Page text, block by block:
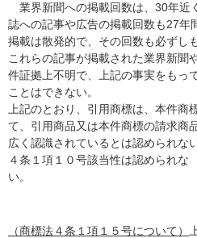
業界新聞への掲載回数は、30年近
誌への記事や広告の掲載回数も27年
掲載は散発的で、その回数も必ずし
これらの記事が掲載された業界新聞
件証拠上不明で、上記の事実をもっ
ことはできない。
上記のとおり、引用商標は、本件商
て、引用商品又は本件商標の請求商
広く認識されているとは認められな
４条１項１０号該当性は認められな
い
（商標法４条１項１５号について）